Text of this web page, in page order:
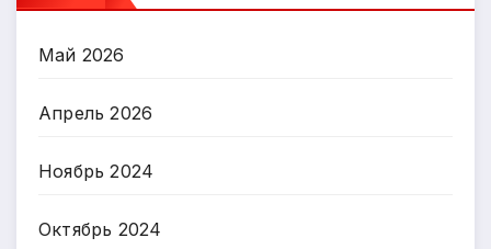
Май 2026
Апрель 2026
Ноябрь 2024
Октябрь 2024